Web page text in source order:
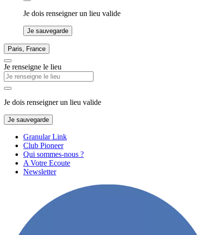
Je dois renseigner un lieu valide
Je sauvegarde
Paris, France
Je renseigne le lieu
Je dois renseigner un lieu valide
Je sauvegarde
Granular Link
Club Pioneer
Qui sommes-nous ?
A Votre Ecoute
Newsletter